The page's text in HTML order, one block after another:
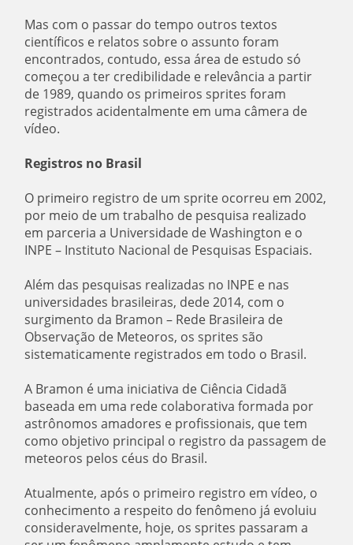
Mas com o passar do tempo outros textos
científicos e relatos sobre o assunto foram
encontrados, contudo, essa área de estudo só
começou a ter credibilidade e relevância a partir
de 1989, quando os primeiros sprites foram
registrados acidentalmente em uma câmera de
vídeo.
Registros no Brasil
O primeiro registro de um sprite ocorreu em 2002,
por meio de um trabalho de pesquisa realizado
em parceria a Universidade de Washington e o
INPE – Instituto Nacional de Pesquisas Espaciais.
Além das pesquisas realizadas no INPE e nas
universidades brasileiras, dede 2014, com o
surgimento da Bramon – Rede Brasileira de
Observação de Meteoros, os sprites são
sistematicamente registrados em todo o Brasil.
A Bramon é uma iniciativa de Ciência Cidadã
baseada em uma rede colaborativa formada por
astrônomos amadores e profissionais, que tem
como objetivo principal o registro da passagem de
meteoros pelos céus do Brasil.
Atualmente, após o primeiro registro em vídeo, o
conhecimento a respeito do fenômeno já evoluiu
consideravelmente, hoje, os sprites passaram a